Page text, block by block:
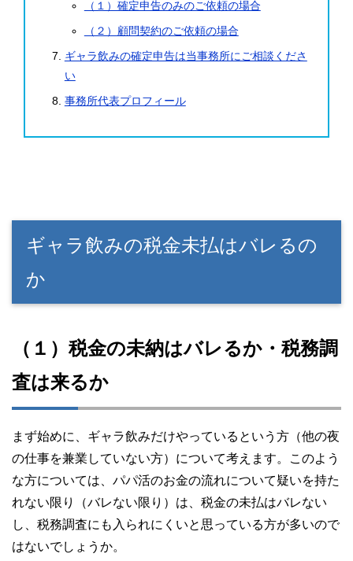
（１）確定申告のみのご依頼の場合
（２）顧問契約のご依頼の場合
ギャラ飲みの確定申告は当事務所にご相談くださ
い
事務所代表プロフィール
ギャラ飲みの税金未払はバレるの
か
（１）税金の未納はバレるか・税務調
査は来るか
まず始めに、ギャラ飲みだけやっているという方（他の夜
の仕事を兼業していない方）について考えます。このよう
な方については、パパ活のお金の流れについて疑いを持た
れない限り（バレない限り）は、税金の未払はバレない
し、税務調査にも入られにくいと思っている方が多いので
はないでしょうか。